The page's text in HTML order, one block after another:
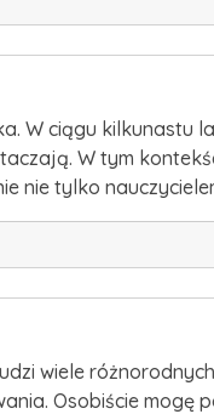
W ciągu kilkunastu
W tym
nie tylko
wiele
Osobiście mogę